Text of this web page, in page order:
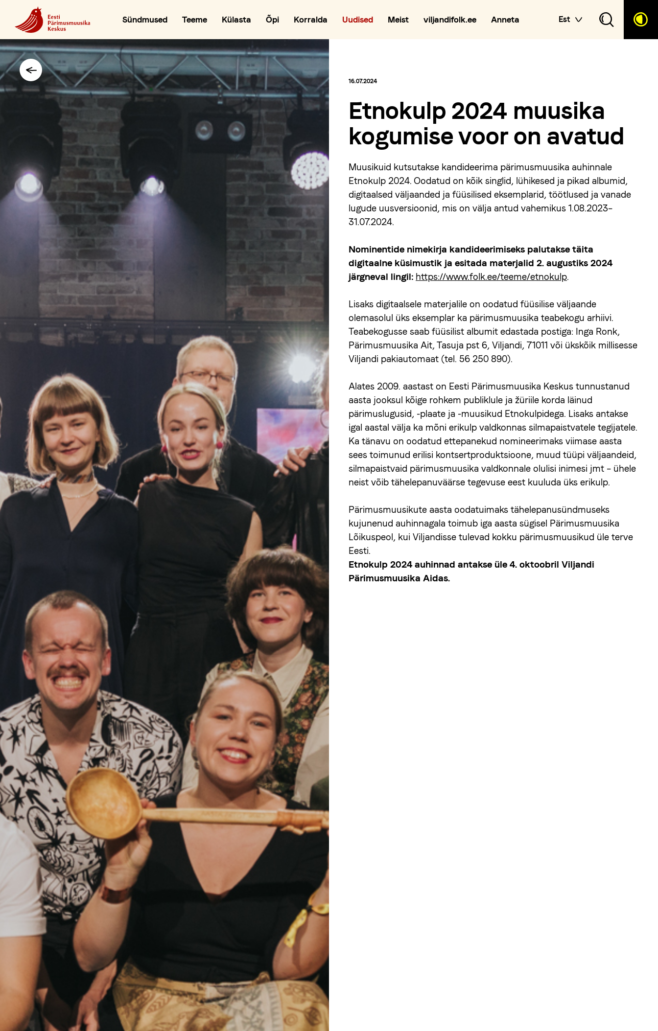
Sündmused Teeme Külasta Õpi Korralda Uudised Meist viljandifolk.ee Anneta Est
16.07.2024
Etnokulp 2024 muusika
kogumise voor on avatud
Muusikuid kutsutakse kandideerima pärimusmuusika auhinnale
Etnokulp 2024. Oodatud on kõik singlid, lühikesed ja pikad albumid,
digitaalsed väljaanded ja füüsilised eksemplarid, töötlused ja vanade
lugude uusversioonid, mis on välja antud vahemikus 1.08.2023–
31.07.2024.
Nominentide nimekirja kandideerimiseks palutakse täita
digitaalne küsimustik ja esitada materjalid 2. augustiks 2024
järgneval lingil: https://www.folk.ee/teeme/etnokulp.
Lisaks digitaalsele materjalile on oodatud füüsilise väljaande
olemasolul üks eksemplar ka pärimusmuusika teabekogu arhiivi.
Teabekogusse saab füüsilist albumit edastada postiga: Inga Ronk,
Pärimusmuusika Ait, Tasuja pst 6, Viljandi, 71011 või ükskõik millisesse
Viljandi pakiautomaat (tel. 56 250 890).
Alates 2009. aastast on Eesti Pärimusmuusika Keskus tunnustanud
aasta jooksul kõige rohkem publiklule ja žüriile korda läinud
pärimuslugusid, -plaate ja -muusikud Etnokulpidega. Lisaks antakse
igal aastal välja ka mõni erikulp valdkonnas silmapaistvatele tegijatele.
Ka tänavu on oodatud ettepanekud nomineerimaks viimase aasta
sees toimunud erilisi kontsertproduktsioone, muud tüüpi väljaandeid,
silmapaistvaid pärimusmuusika valdkonnale olulisi inimesi jmt – ühele
neist võib tähelepanuväärse tegevuse eest kuuluda üks erikulp.
Pärimusmuusikute aasta oodatuimaks tähelepanusündmuseks
kujunenud auhinnagala toimub iga aasta sügisel Pärimusmuusika
Lõikuspeol, kui Viljandisse tulevad kokku pärimusmuusikud üle terve
Eesti.
Etnokulp 2024 auhinnad antakse üle 4. oktoobril Viljandi
Pärimusmuusika Aidas.